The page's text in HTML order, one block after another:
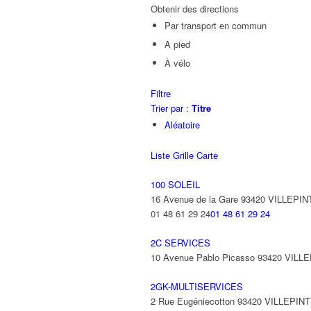
Obtenir des directions
Par transport en commun
A pied
À vélo
Filtre
Trier par : Titre
Aléatoire
Liste Grille Carte
100 SOLEIL
16 Avenue de la Gare 93420
01 48 61 29 2401 48 61 29 24
2C SERVICES
10 Avenue Pablo Picasso 93420
2GK-MULTISERVICES
2 Rue Eugéniecotton 93420